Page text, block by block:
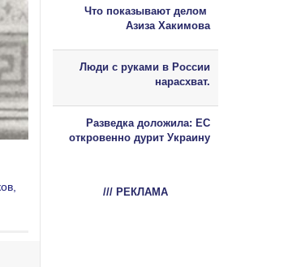
Что показывают делом
Азиза Хакимова
Люди с руками в России
нарасхват.
Разведка доложила: ЕС
откровенно дурит Украину
/// РЕКЛАМА